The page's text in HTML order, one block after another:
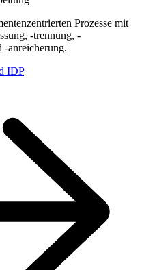
Prozesse mit
-trennung, -
anreicherung.
IDP